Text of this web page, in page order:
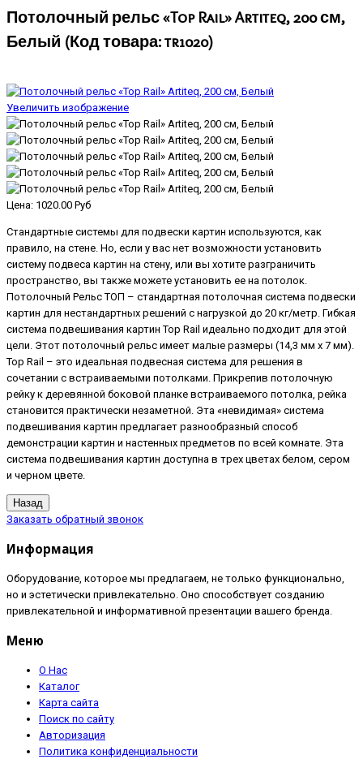
Потолочный рельс «Top Rail» Artiteq, 200 см,
Белый (Код товара:tr1020)
Увеличить изображение
Цена: 1020.00 Руб
Стандартные системы для подвески картин используются, как
правило, на стене. Но, если у вас нет возможности установить
систему подвеса картин на стену, или вы хотите разграничить
пространство, вы также можете установить ее на потолок.
Потолочный Рельс ТОП – стандартная потолочная система подвески
картин для нестандартных решений с нагрузкой до 20 кг/метр. Гибкая
система подвешивания картин Top Rail идеально подходит для этой
цели. Этот потолочный рельс имеет малые размеры (14,3 мм x 7 мм).
Top Rail – это идеальная подвесная система для решения в
сочетании с встраиваемыми потолками. Прикрепив потолочную
рейку к деревянной боковой планке встраиваемого потолка, рейка
становится практически незаметной. Эта «невидимая» система
подвешивания картин предлагает разнообразный способ
демонстрации картин и настенных предметов по всей комнате. Эта
система подвешивания картин доступна в трех цветах белом, сером
и черном цвете.
Заказать обратный звонок
Информация
Оборудование, которое мы предлагаем, не только функционально,
но и эстетически привлекательно. Оно способствует созданию
привлекательной и информативной презентации вашего бренда.
Меню
О Нас
Каталог
Карта сайта
Поиск по сайту
Авторизация
Политика конфиденциальности